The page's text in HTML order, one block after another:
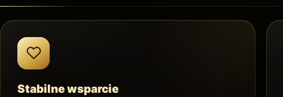
Stabilne wsparcie